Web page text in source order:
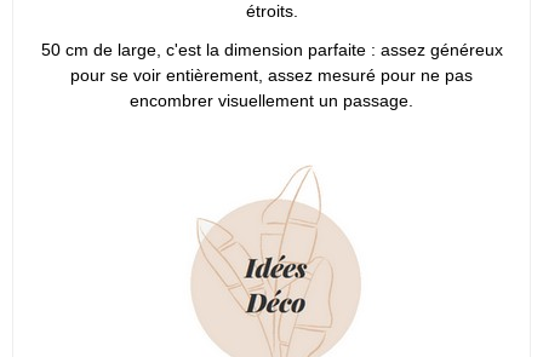
étroits.
50 cm de large, c'est la dimension parfaite : assez généreux
pour se voir entièrement, assez mesuré pour ne pas
encombrer visuellement un passage.